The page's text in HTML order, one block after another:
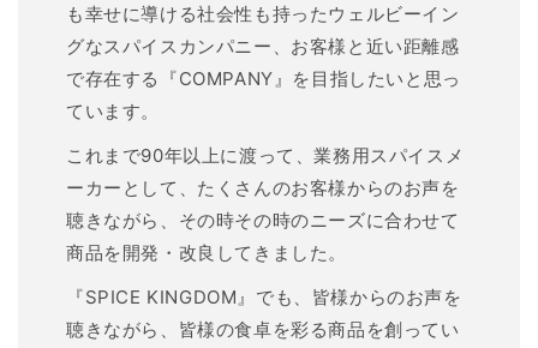
も幸せに導ける社会性も持ったウェルビーイン
グなスパイスカンパニー、お客様と近い距離感
で存在する『COMPANY』を目指したいと思っ
ています。
これまで90年以上に渡って、業務用スパイスメ
ーカーとして、たくさんのお客様からのお声を
聴きながら、その時その時のニーズに合わせて
商品を開発・改良してきました。
『SPICE KINGDOM』でも、皆様からのお声を
聴きながら、皆様の食卓を彩る商品を創ってい